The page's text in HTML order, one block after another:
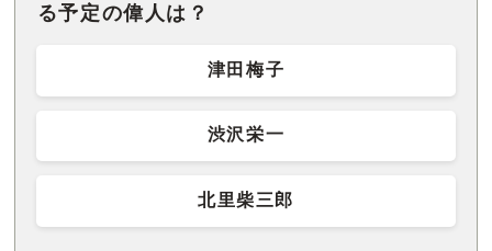
る予定の偉人は？
津田梅子
渋沢栄一
北里柴三郎